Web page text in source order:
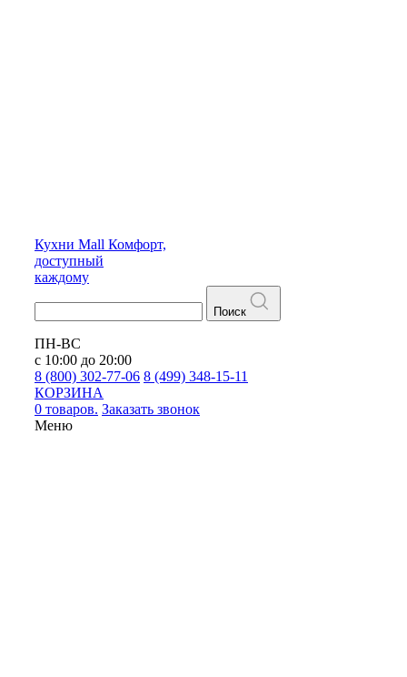
Кухни Mall Комфорт,
доступный
каждому
Поиск
ПН-ВС
с 10:00 до 20:00
8 (800) 302-77-06 8 (499) 348-15-11
КОРЗИНА
0 товаров. Заказать звонок
Меню